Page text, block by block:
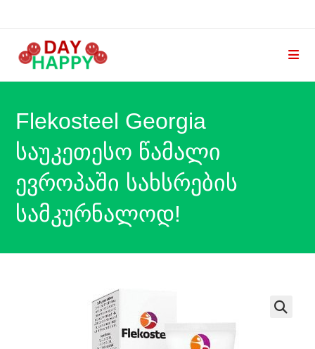
Flekosteel Georgia
საუკეთესო წამალი
ევროპაში სახსრების
სამკურნალოდ!